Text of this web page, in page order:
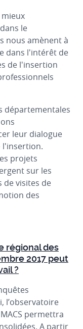
le
nous amènent à
dans l'intérêt de
de l'insertion
départementales
leur dialogue
l'insertion.
projets
sur les
visites de
des
régional des
2017 peut
?
l’observatoire
permettra
A partir